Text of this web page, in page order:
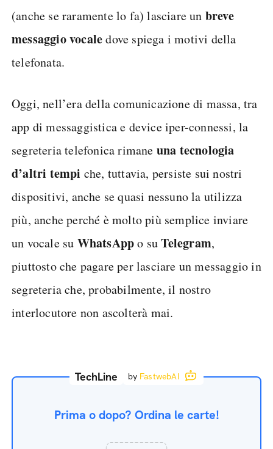
(anche se raramente lo fa) lasciare un breve
messaggio vocaledove spiega i motivi della
telefonata.
Oggi, nell’era della comunicazione di massa, tra
app di messaggistica e device iper-connessi, la
segreteria telefonica rimane una tecnologia
d’altri tempi che, tuttavia, persiste sui nostri
dispositivi, anche se quasi nessuno la utilizza
più, anche perché è molto più semplice inviare
un vocale su WhatsAppo suTelegram,
piuttosto che pagare per lasciare un messaggio in
segreteria che, probabilmente, il nostro
interlocutore non ascolterà mai.
TechLine by FastwebAI
Prima o dopo? Ordina le carte!